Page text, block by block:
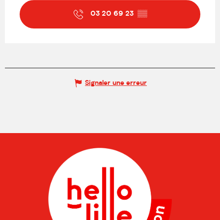
03 20 69 23 ▒▒
Signaler une erreur